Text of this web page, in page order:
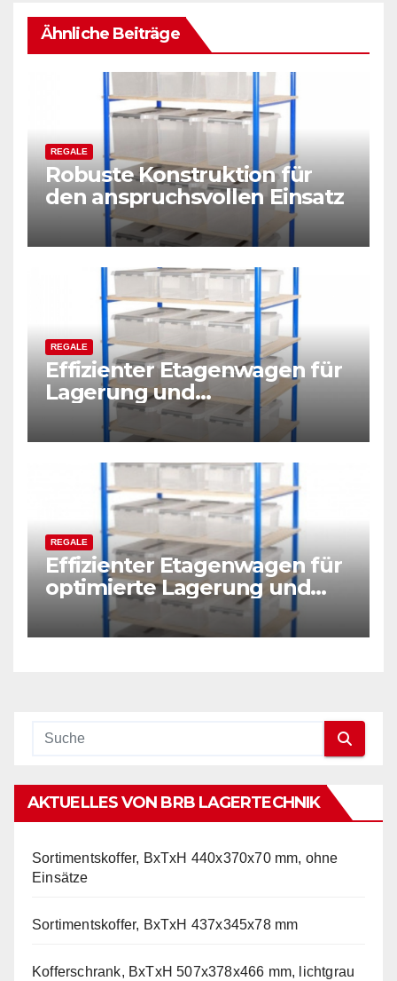
Ähnliche Beiträge
REGALE
Robuste Konstruktion für
den anspruchsvollen Einsatz
REGALE
Effizienter Etagenwagen für
Lagerung und
Kommissionierung
REGALE
Effizienter Etagenwagen für
optimierte Lagerung und
Kommissionierung
AKTUELLES VON BRB LAGERTECHNIK
Sortimentskoffer, BxTxH 440x370x70 mm, ohne
Einsätze
Sortimentskoffer, BxTxH 437x345x78 mm
Kofferschrank, BxTxH 507x378x466 mm, lichtgrau